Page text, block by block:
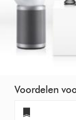
Voordelen